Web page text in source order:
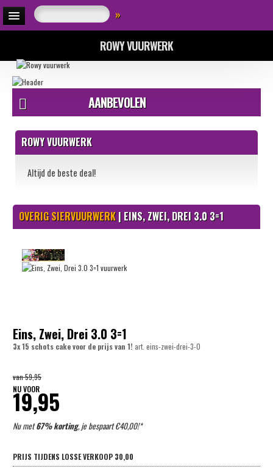
»
ROWY VUURWERK
AANBEVOLEN
ROWY VUURWERK
Altijd de beste deal!
OVERIG SIERVUURWERK| EINS, ZWEI, DREI 3.0 3=1
Eins, Zwei, Drei 3.0 3=1
3x 15 schots cake voor de prijs van 1! art. eins-zwei-drei-3-0
van59,95
NU VOOR
19,95
Nu met67% korting, je bespaart €40,00!*
PRIJS TIJDENS LOSSE VERKOOP 30,00